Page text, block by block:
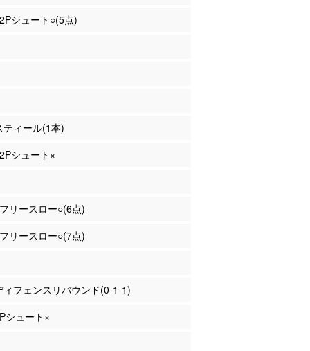
シュート○(5点)
ィール(1本)
シュート×
リースロー○(6点)
リースロー○(7点)
ィフェンスリバウンド(0-1-1)
シュート×